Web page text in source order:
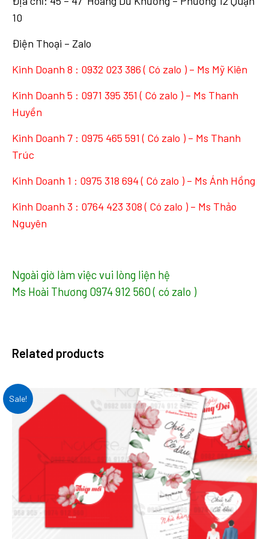
10
Điện Thoại – Zalo
Kinh Doanh 8 : 0932 023 386( Có zalo ) – Ms Mỹ Kiên
Kinh Doanh 5 : 0971 395 351 ( Có zalo ) – Ms Thanh
Huyền
Kinh Doanh 7 : 0975 465 591 ( Có zalo ) – Ms Thanh
Trúc
Kinh Doanh 1 : 0975 318 694( Có zalo ) – Ms Ánh Hồng
Kinh Doanh 3 : 0764 423 308( Có zalo ) – Ms Thảo
Nguyên
Ngoài giờ làm việc vui lòng liện hệ
Ms Hoài Thương 0974 912 560 ( có zalo )
Related products
Sale!